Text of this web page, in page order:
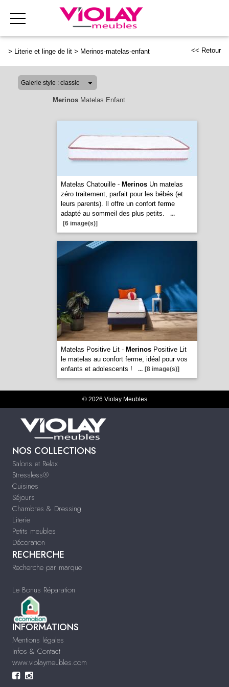
> Literie et linge de lit > Merinos-matelas-enfant << Retour
MerinosMatelas Enfant
Matelas Chatouille - MerinosUn matelas
zéro traitement, parfait pour les bébés (et
leurs parents). Il offre un confort ferme
adapté au sommeil des plus petits.
...
[6 image(s)]
Matelas Positive Lit - MerinosPositive Lit
le matelas au confort ferme, idéal pour vos
enfants et adolescents !
... [8 image(s)]
© 2026 Violay Meubles
NOS COLLECTIONS
Salons et Relax
Stressless®
Cuisines
Séjours
Chambres & Dressing
Literie
Petits meubles
Décoration
RECHERCHE
Recherche par marque
Le Bonus Réparation
INFORMATIONS
Mentions légales
Infos & Contact
www.violaymeubles.com